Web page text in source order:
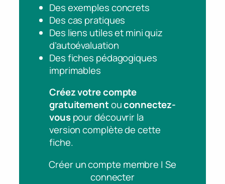
Des exemples concrets
Des cas pratiques
Des liens utiles et mini quiz
d’autoévaluation
Des fiches pédagogiques
imprimables
Créez votre compte
gratuitementouconnectez-
vouspour découvrir la
version complète de cette
fiche.
Créer un compte membre | Se
connecter